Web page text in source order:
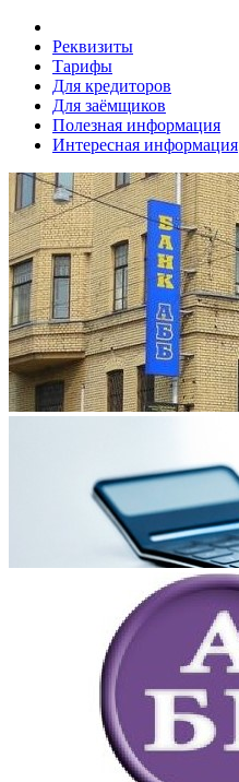
Реквизиты
Тарифы
Для кредиторов
Для заёмщиков
Полезная информация
Интересная информация